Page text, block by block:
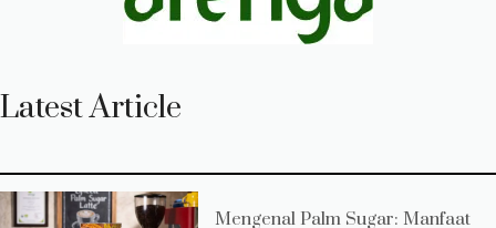
Latest Article
Mengenal Palm Sugar: Manfaat